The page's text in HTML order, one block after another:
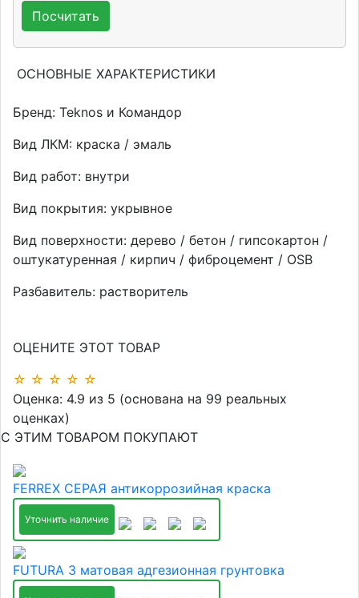
ОСНОВНЫЕ ХАРАКТЕРИСТИКИ
Бренд: Teknos и Командор
Вид ЛКМ: краска / эмаль
Вид работ: внутри
Вид покрытия: укрывное
Вид поверхности: дерево / бетон / гипсокартон /
оштукатуренная / кирпич / фиброцемент / OSB
Разбавитель: растворитель
ОЦЕНИТЕ ЭТОТ ТОВАР
☆ ☆ ☆ ☆ ☆
Оценка: 4.9 из 5 (основана на 99 реальных
оценках)
С ЭТИМ ТОВАРОМ ПОКУПАЮТ
FERREX СЕРАЯ антикоррозийная краска
Уточнить наличие
FUTURA 3 матовая адгезионная грунтовка